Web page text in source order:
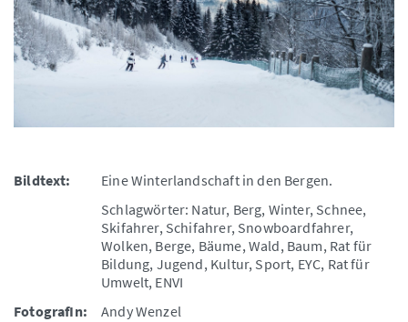
Bildtext:
Eine Winterlandschaft in den Bergen.
Schlagwörter: Natur, Berg, Winter, Schnee,
Skifahrer, Schifahrer, Snowboardfahrer,
Wolken, Berge, Bäume, Wald, Baum, Rat für
Bildung, Jugend, Kultur, Sport, EYC, Rat für
Umwelt, ENVI
FotografIn:
Andy Wenzel